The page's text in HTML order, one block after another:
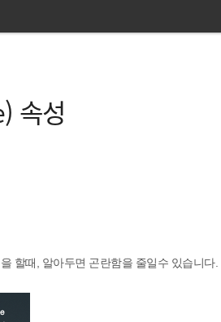
속성
할때, 알아두면 곤란함을 줄일수 있습니다.